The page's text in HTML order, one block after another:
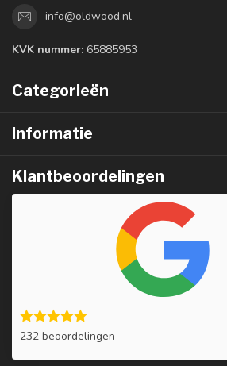
info@oldwood.nl
KVK nummer: 65885953
Categorieën
Informatie
Klantbeoordelingen
232 beoordelingen